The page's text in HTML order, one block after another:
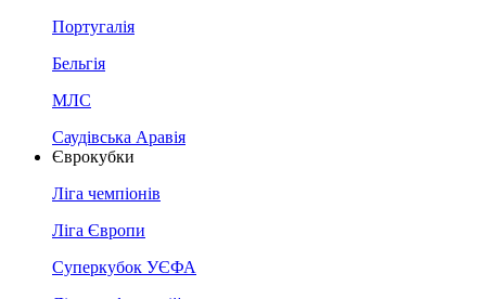
Португалія
Бельгія
МЛС
Саудівська Аравія
Єврокубки
Ліга чемпіонів
Ліга Європи
Суперкубок УЄФА